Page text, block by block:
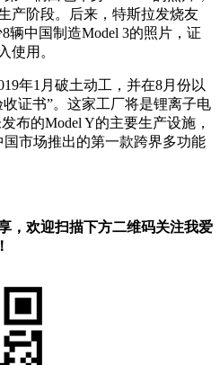
产阶段。后来，特斯拉发烧友
辆中国制造Model 3的照片，证
使用。
年1月破土动工，并在8月份以
证书”。这家工厂将是锂离子电
布的Model Y的主要生产设施，
市场推出的第一款跨界多功能
，欢迎扫描下方二维码关注我爱